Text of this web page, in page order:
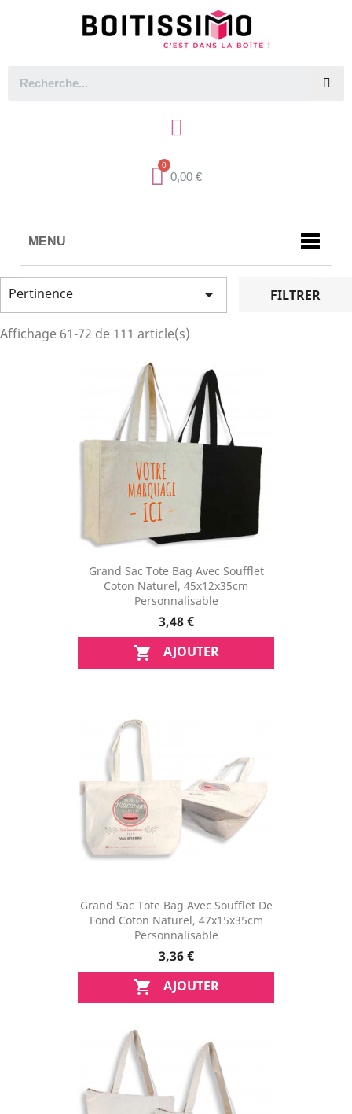
0,00 €
MENU
Pertinence  FILTRER
Affichage 61-72 de 111 article(s)
Grand Sac Tote Bag Avec Soufflet
Coton Naturel, 45x12x35cm
Personnalisable
3,48 €
 AJOUTER
Grand Sac Tote Bag Avec Soufflet De
Fond Coton Naturel, 47x15x35cm
Personnalisable
3,36 €
 AJOUTER